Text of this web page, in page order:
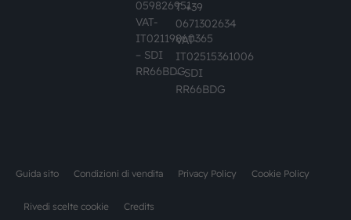
059826951
VAT-
IT02119860365
– SDI
RR66BDG
T +39
0671302634
VAT-
IT02515361006
– SDI
RR66BDG
Guida sito Condizioni di vendita Privacy Policy Cookie Policy
Rivedi scelte cookie Credits